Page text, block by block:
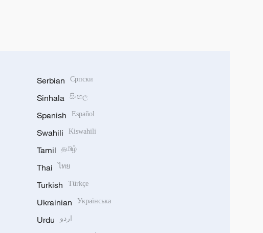
Serbian Српски
Sinhala සිංහල
Spanish Español
Swahili Kiswahili
Tamil தமிழ்
Thai ไทย
Turkish Türkçe
Ukrainian Українська
Urdu اردو